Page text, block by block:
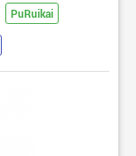
PuRuikai